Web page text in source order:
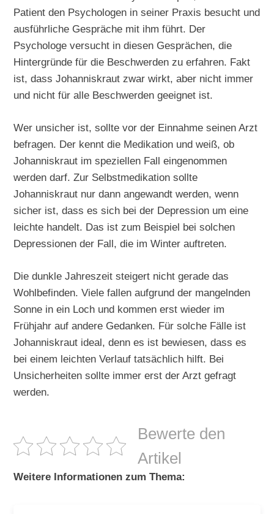
Patient den Psychologen in seiner Praxis besucht und
ausführliche Gespräche mit ihm führt. Der
Psychologe versucht in diesen Gesprächen, die
Hintergründe für die Beschwerden zu erfahren. Fakt
ist, dass Johanniskraut zwar wirkt, aber nicht immer
und nicht für alle Beschwerden geeignet ist.
Wer unsicher ist, sollte vor der Einnahme seinen Arzt
befragen. Der kennt die Medikation und weiß, ob
Johanniskraut im speziellen Fall eingenommen
werden darf. Zur Selbstmedikation sollte
Johanniskraut nur dann angewandt werden, wenn
sicher ist, dass es sich bei der Depression um eine
leichte handelt. Das ist zum Beispiel bei solchen
Depressionen der Fall, die im Winter auftreten.
Die dunkle Jahreszeit steigert nicht gerade das
Wohlbefinden. Viele fallen aufgrund der mangelnden
Sonne in ein Loch und kommen erst wieder im
Frühjahr auf andere Gedanken. Für solche Fälle ist
Johanniskraut ideal, denn es ist bewiesen, dass es
bei einem leichten Verlauf tatsächlich hilft. Bei
Unsicherheiten sollte immer erst der Arzt gefragt
werden.
Bewerte den
Artikel
Weitere Informationen zum Thema: